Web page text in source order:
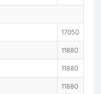
17050
11880
11880
11880